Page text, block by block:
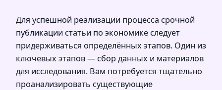
Для успешной реализации процесса срочной
публикации статьи по экономике следует
придерживаться определённых этапов. Один из
ключевых этапов — сбор данных и материалов
для исследования. Вам потребуется тщательно
проанализировать существующие